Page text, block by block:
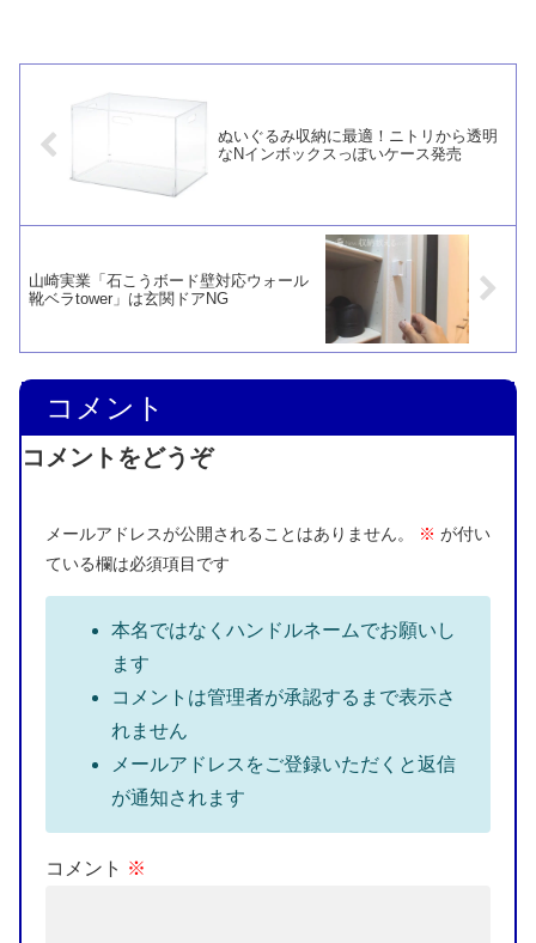
ぬいぐるみ収納に最適！ニトリから透明
なNインボックスっぽいケース発売
山崎実業「石こうボード壁対応ウォール
靴ベラtower」は玄関ドアNG
コメント
コメントをどうぞ
メールアドレスが公開されることはありません。 ※ が付い
ている欄は必須項目です
本名ではなくハンドルネームでお願いし
ます
コメントは管理者が承認するまで表示さ
れません
メールアドレスをご登録いただくと返信
が通知されます
コメント ※